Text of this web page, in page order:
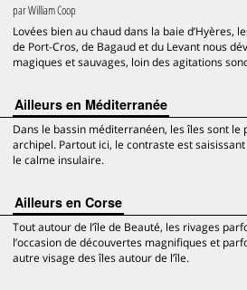
parWilliam Coop
Lovées bien au chaud dans la baie d’Hyères,
de Port-Cros, de Bagaud et du Levant nous
magiques et sauvages, loin des agitations
Ailleurs en Méditerranée
Dans le bassin méditerranéen, les îles sont le
archipel. Partout ici, le contraste est
le calme insulaire.
Ailleurs en Corse
Tout autour de l’île de Beauté, les rivages
l’occasion de découvertes magnifiques et
autre visage des îles autour de l’île.